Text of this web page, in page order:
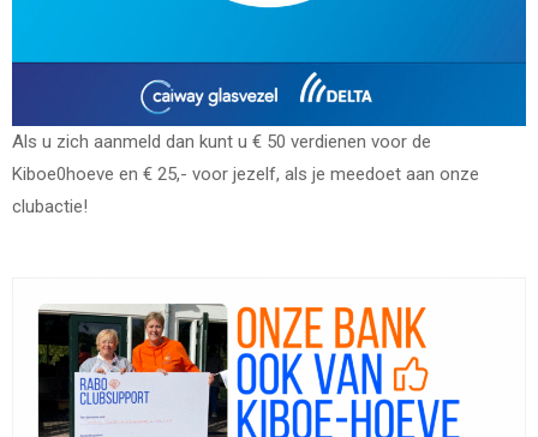
Als u zich aanmeld dan kunt u € 50 verdienen voor de
Kiboe0hoeve en € 25,- voor jezelf, als je meedoet aan onze
clubactie!